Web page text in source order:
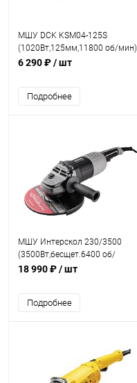
МШУ DCK KSM04-125S
(1020Вт,125мм,11800 об/мин)
6 290 ₽/ шт
Подробнее
МШУ Интерскол 230/3500
(3500Вт,бесщет.6400 об/
мин,d=230мм)
18 990 ₽/ шт
Подробнее